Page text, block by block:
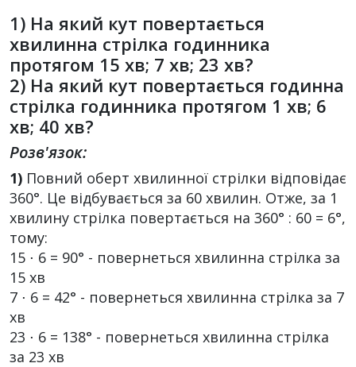
1) На який кут повертається
хвилинна стрілка годинника
протягом 15 хв; 7 хв; 23 хв?
2) На який кут повертається годинна
стрілка годинника протягом 1 хв; 6
хв; 40 хв?
Розв'язок:
1) Повний оберт хвилинної стрілки відповідає
360°. Це відбувається за 60 хвилин. Отже, за 1
хвилину стрілка повертається на 360° : 60 = 6°,
тому:
15 ⋅ 6 = 90° - повернеться хвилинна стрілка за
15 хв
7 ⋅ 6 = 42° - повернеться хвилинна стрілка за 7
хв
23 ⋅ 6 = 138° - повернеться хвилинна стрілка
за 23 хв